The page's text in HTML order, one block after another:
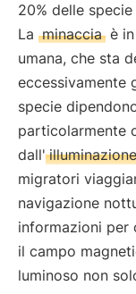
20% delle
La minaccia è
umana, che sta
eccessivamente
specie
particolarmente
dall'
migratori
navigazione
informazioni per
il campo
luminoso non